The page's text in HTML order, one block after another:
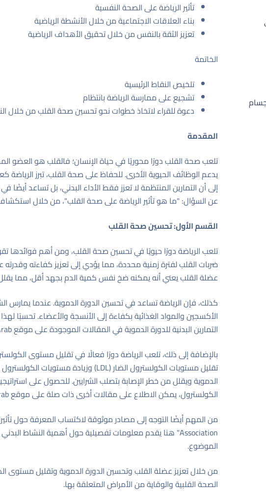
تأثير الرياضة على الصحة النفسية
بناء العلاقات الاجتماعية من خلال الأنشطة الرياضية
تعزيز الثقة بالنفس من خلال تحقيق الأهداف الرياضية
الخاتمة
تلخيص النقاط الرئيسية
تشجيع على ممارسة الرياضة بانتظام
دعوة للقراء لاتخاذ خطوات نحو تحسين صحة القلب من خلال
المقدمة
تلعب صحة القلب دورًا محوريًا في حياة الإنسان؛ فالقلب هو العضو
يدعم الوظائف الحيوية الأخرى. للحفاظ على صحة القلب، تبرز
إلى أن التمارين المنتظمة لا تعزز فقط الأداء البدني، بل تساعد
عن السؤال: "ما هو تأثير الرياضة على صحة القلب"، من خلال استكشاف
القسم الأول: تحسين صحة القلب
تلعب الرياضة دورًا حيويًا في تحسين صحة القلب، ومن أهم فوائدها
ضربات القلب لفترة زمنية محددة، مما يؤدي إلى تعزيز كفاءته
عضلة القلب يعني أنه يمكنه ضخ نفس كمية الدم بجهد أقل، مما
كذلك، فإن الرياضة تساعد في تحسين الدورة الدموية. عندما
الأكسجين والمواد الغذائية بكفاءة إلى الأنسجة والأعضاء. تحسبًا
التمارين البدنية للدورة الدموية في المقالات الموجودة على موقع QuizArab
بالإضافة إلى ذلك، تلعب الرياضة دورًا فعالًا في تقليل مستوى
الدموية ويقلل من خطر الإصابة بتصلب الشرايين. للحصول على
الكولسترول، يمكن الاطلاع على مقالات أخرى ذات صلة على موقع QuizArab
Association" هنايقدم معلومات تفصيلية حول أهمية النشاط
الموضوع.
من خلال تعزيز عضلة القلب وتحسين الدورة الدموية وتقليل مستوى
الصحة القلبية والوقاية من الأمراض المتعلقة بها.